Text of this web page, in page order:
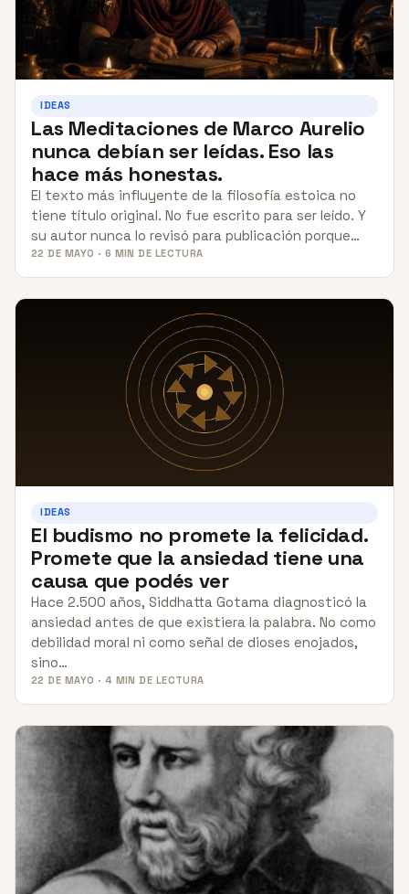
IDEAS
Las Meditaciones de Marco Aurelio
nunca debían ser leídas. Eso las
hace más honestas.
El texto más influyente de la filosofía estoica no
tiene título original. No fue escrito para ser leído. Y
su autor nunca lo revisó para publicación porque…
22 DE MAYO · 6 MIN DE LECTURA
IDEAS
El budismo no promete la felicidad.
Promete que la ansiedad tiene una
causa que podés ver
Hace 2.500 años, Siddhatta Gotama diagnosticó la
ansiedad antes de que existiera la palabra. No como
debilidad moral ni como señal de dioses enojados,
sino…
22 DE MAYO · 4 MIN DE LECTURA